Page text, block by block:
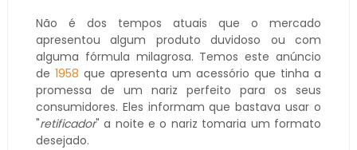
Não é dos tempos atuais que o mercado
apresentou algum produto duvidoso ou com
alguma fórmula milagrosa. Temos este anúncio
de 1958 que apresenta um acessório que tinha a
promessa de um nariz perfeito para os seus
consumidores. Eles informam que bastava usar o
"retificador" a noite e o nariz tomaria um formato
desejado.